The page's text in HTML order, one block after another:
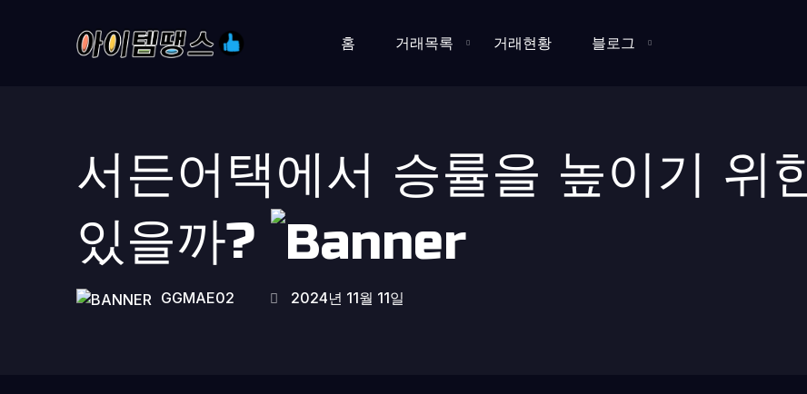
홈 거래목록 거래현황 블로그
서든어택에서 승률을 높이기 위
있을까?
GGMAE02 2024년 11월 11일